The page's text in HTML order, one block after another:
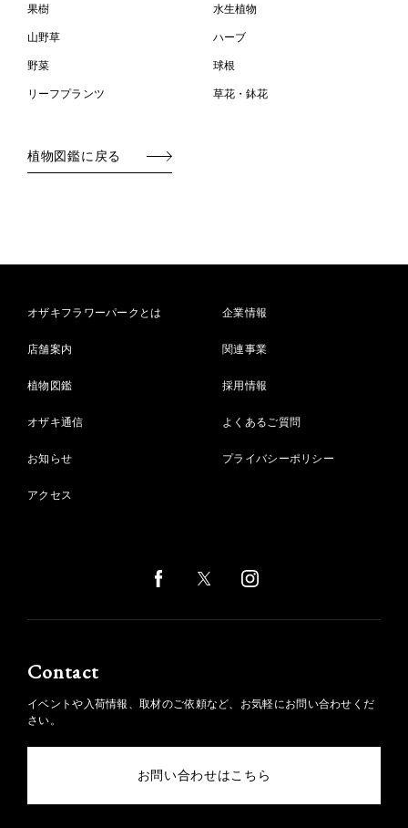
果樹 水生植物
山野草 ハーブ
野菜 球根
リーフプランツ 草花・鉢花
植物図鑑に戻る
オザキフラワーパークとは
店舗案内
植物図鑑
オザキ通信
お知らせ
アクセス
企業情報
関連事業
採用情報
よくあるご質問
プライバシーポリシー
Contact
イベントや入荷情報、取材のご依頼など、お気軽にお問い合わせくだ
さい。
お問い合わせはこちら